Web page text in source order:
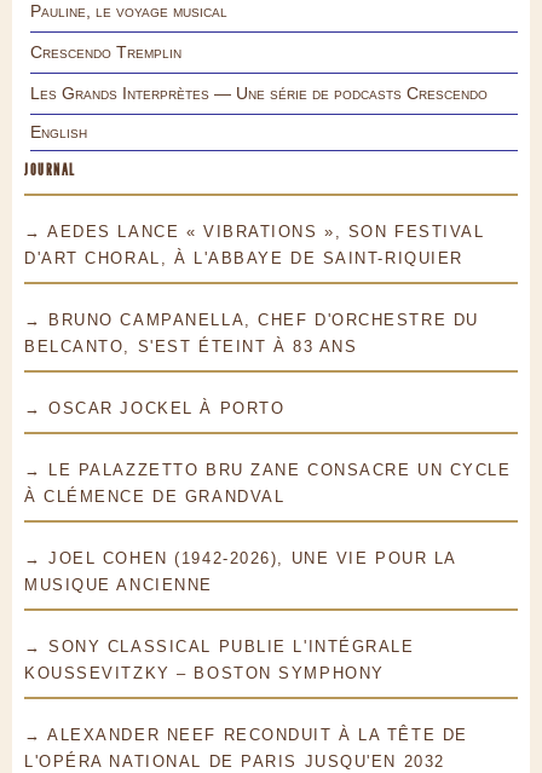
Pauline, le voyage musical
Crescendo Tremplin
Les Grands Interprètes — Une série de podcasts Crescendo
English
JOURNAL
→ AEDES LANCE « VIBRATIONS », SON FESTIVAL
D'ART CHORAL, À L'ABBAYE DE SAINT-RIQUIER
→ BRUNO CAMPANELLA, CHEF D'ORCHESTRE DU
BELCANTO, S'EST ÉTEINT À 83 ANS
→ OSCAR JOCKEL À PORTO
→ LE PALAZZETTO BRU ZANE CONSACRE UN CYCLE
À CLÉMENCE DE GRANDVAL
→ JOEL COHEN (1942-2026), UNE VIE POUR LA
MUSIQUE ANCIENNE
→ SONY CLASSICAL PUBLIE L'INTÉGRALE
KOUSSEVITZKY – BOSTON SYMPHONY
→ ALEXANDER NEEF RECONDUIT À LA TÊTE DE
L'OPÉRA NATIONAL DE PARIS JUSQU'EN 2032